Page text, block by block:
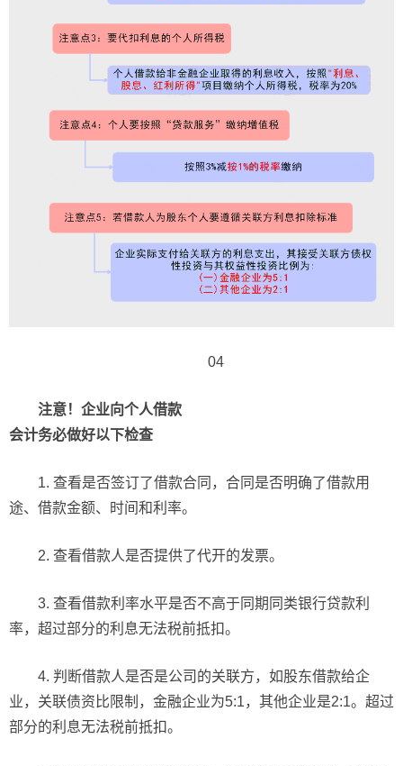
04
注意！企业向个人借款
会计务必做好以下检查
1. 查看是否签订了借款合同，合同是否明确了借款用
途、借款金额、时间和利率。
2. 查看借款人是否提供了代开的发票。
3. 查看借款利率水平是否不高于同期同类银行贷款利
率，超过部分的利息无法税前抵扣。
4. 判断借款人是否是公司的关联方，如股东借款给企
业，关联债资比限制，金融企业为5:1，其他企业是2:1。超过
部分的利息无法税前抵扣。